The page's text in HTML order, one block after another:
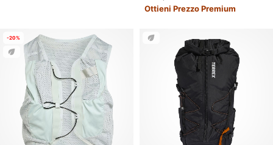
Ottieni Prezzo Premium
-20%